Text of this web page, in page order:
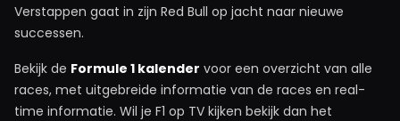
Verstappen gaat in zijn Red Bull op jacht naar nieuwe
successen.
Bekijk de Formule 1 kalender voor een overzicht van alle
races, met uitgebreide informatie van de races en real-
time informatie. Wil je F1 op TV kijken bekijk dan het